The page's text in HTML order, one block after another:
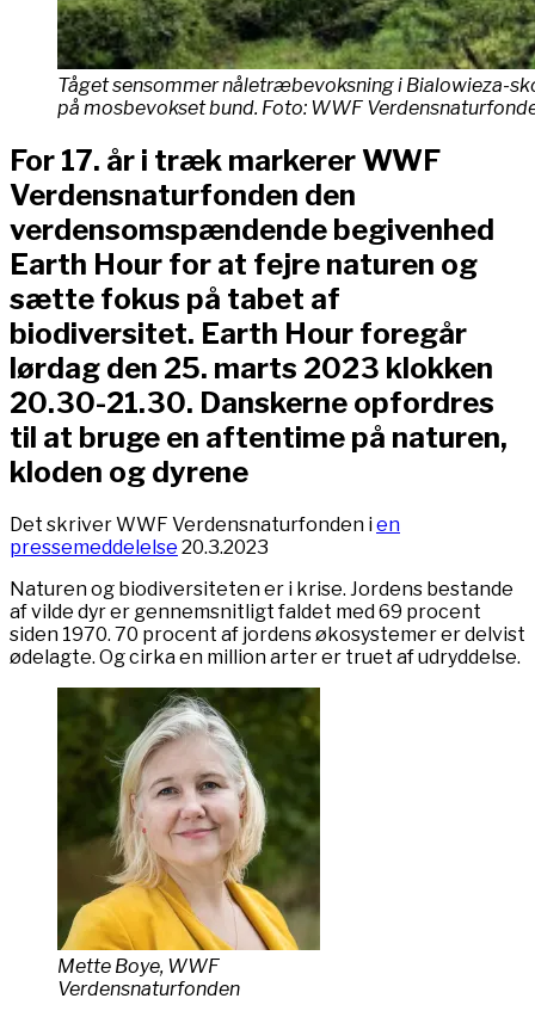
Tåget sensommer nåletræbevoksning i Bialowieza-
på mosbevokset bund. Foto: WWF
For 17. år i træk markerer WWF
Verdensnaturfonden den
verdensomspændende begivenhed
Earth Hour for at fejre naturen og
sætte fokus på tabet af
biodiversitet. Earth Hour foregår
lørdag den 25. marts 2023 klokken
20.30-21.30. Danskerne opfordres
til at bruge en aftentime på naturen,
kloden og dyrene
Det skriver WWF Verdensnaturfonden ien
pressemeddelelse 20.3.2023
Naturen og biodiversiteten er i krise. Jordens bestande
af vilde dyr er gennemsnitligt faldet med 69 procent
siden 1970. 70 procent af jordens økosystemer er delvist
ødelagte. Og cirka en million arter er truet af udryddelse.
Mette Boye, WWF
Verdensnaturfonden